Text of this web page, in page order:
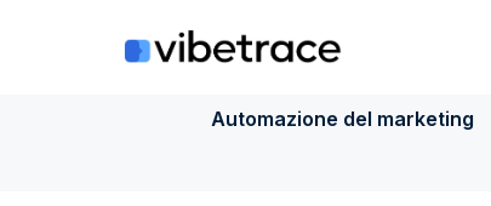
Automazione del marketing